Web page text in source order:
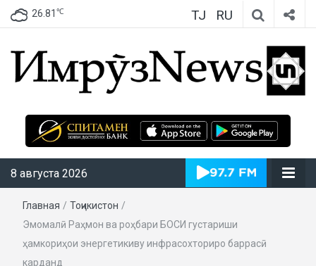
26.81 ℃ TJ RU
ИмрӯзNews
8 августа 2026
Главная / Тоҷикистон /
Эмомалӣ Раҳмон ва роҳбари БОСИ густариши
ҳамкориҳои энергетикиву инфрасохториро баррасӣ
карданд